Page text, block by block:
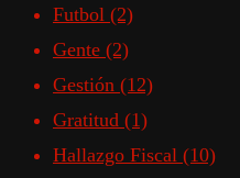
Futbol (2)
Gente (2)
Gestión (12)
Gratitud (1)
Hallazgo Fiscal (10)